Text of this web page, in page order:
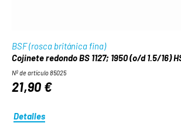
BSF (rosca británica fina)
Cojinete redondo BS 1127; 1950 (o/d 1.5/16)
Nº de artículo 85025
21,90 €
Detalles